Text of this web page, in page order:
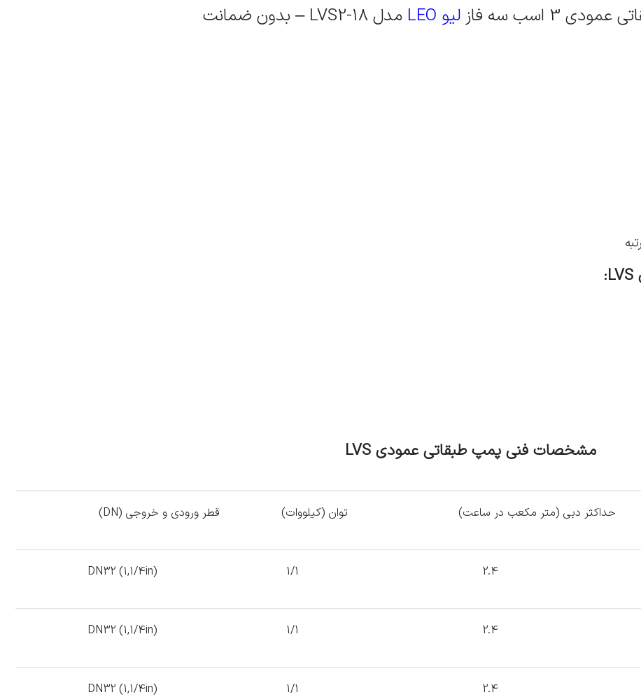
عمودی 3 اسب سه فاز لیو LEO مدل LVS2-18 – بدون ضمانت
مشخصات فنی پمپ طبقاتی عمودیLVS
حداکثر دبی (متر مکعب در ساعت) توان (کیلووات) قطر ورودی و خروجی (DN)
2.4
1/1
DN32 (1,1/4in)
2.4
1/1
DN32 (1,1/4in)
2.4
1/1
DN32 (1,1/4in)